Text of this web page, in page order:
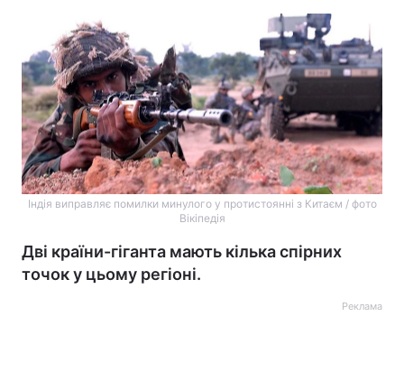
Індія виправляє помилки минулого у протистоянні з Китаєм / фото
Вікіпедія
Дві країни-гіганта мають кілька спірних
точок у цьому регіоні.
Реклама